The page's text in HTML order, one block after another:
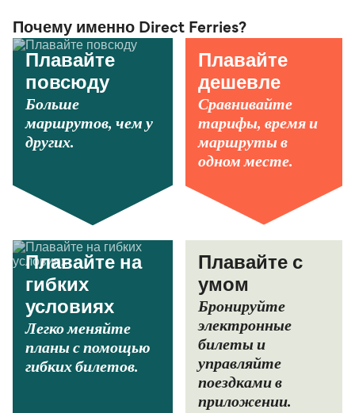
Почему именно Direct Ferries?
Плавайте
повсюду
Больше
маршрутов, чем у
других.
Плавайте
дешевле
Сравнивайте
тарифы, время и
маршруты в
одном месте.
Плавайте на
гибких
условиях
Легко меняйте
планы с помощью
гибких билетов.
Плавайте с
умом
Бронируйте
электронные
билеты и
управляйте
поездками в
приложении.